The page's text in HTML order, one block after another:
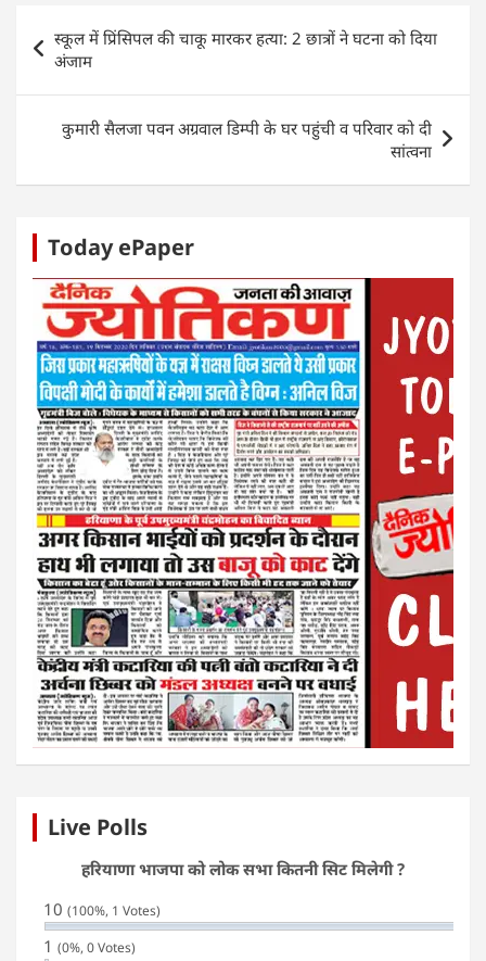
A
p
p
b
o
o
k
dI
n
n
g
er
navigation
स्कूल में प्रिंसिपल की चाकू मारकर हत्या: 2 छात्रों ने घटना को दिया
अंजाम
कुमारी सैलजा पवन अग्रवाल डिम्पी के घर पहुंची व परिवार को दी
सांत्वना
Today ePaper
Live Polls
हरियाणा भाजपा को लोक सभा कितनी सिट मिलेगी ?
10 (100%, 1 Votes)
1 (0%, 0 Votes)